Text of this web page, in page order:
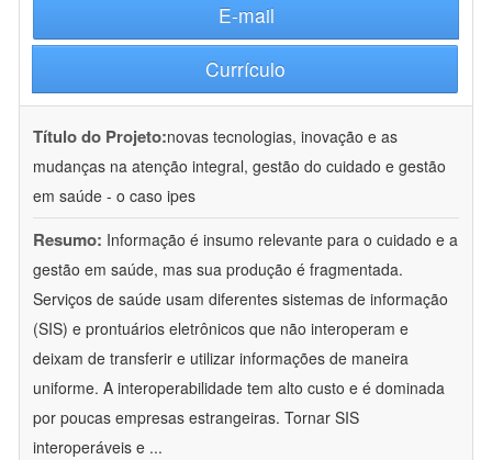
E-mail
Currículo
Título do Projeto:novas tecnologias, inovação e as
mudanças na atenção integral, gestão do cuidado e gestão
em saúde - o caso ipes
Resumo: Informação é insumo relevante para o cuidado e a
gestão em saúde, mas sua produção é fragmentada.
Serviços de saúde usam diferentes sistemas de informação
(SIS) e prontuários eletrônicos que não interoperam e
deixam de transferir e utilizar informações de maneira
uniforme. A interoperabilidade tem alto custo e é dominada
por poucas empresas estrangeiras. Tornar SIS
interoperáveis e ...